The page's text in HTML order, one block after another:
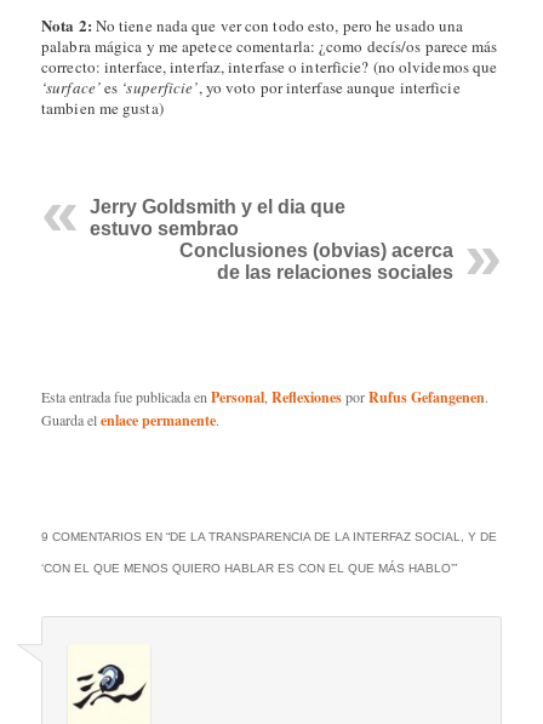
Nota 2: No tiene nada que ver con todo esto, pero he usado una
palabra mágica y me apetece comentarla: ¿como decís/os parece más
correcto: interface, interfaz, interfase o interficie? (no olvidemos que
‘surface’es ‘superficie’, yo voto por interfase aunque interficie
tambien me gusta)
Jerry Goldsmith y el dia que
estuvo sembrao
Conclusiones (obvias) acerca
de las relaciones sociales
Esta entrada fue publicada enPersonal,ReflexionesporRufus Gefangenen.
Guarda elenlace permanente.
9 COMENTARIOS EN “DE LA TRANSPARENCIA DE LA INTERFAZ SOCIAL, Y DE
‘CON EL QUE MENOS QUIERO HABLAR ES CON EL QUE MÁS HABLO’”